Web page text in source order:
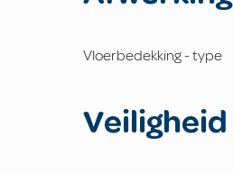
Vloerbedekking - type
Veiligheid